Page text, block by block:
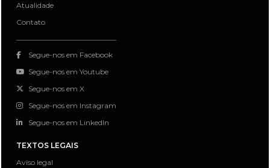
Atualidade
Contato
Segue-nos em Facebook
Segue-nos em Youtube
Segue-nos em X
Segue-nos em Instagram
Segue-nos em LinkedIn
TEXTOS LEGAIS
Aviso legal